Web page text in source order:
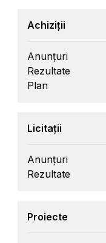
Achiziții
Anunțuri
Rezultate
Plan
Licitații
Anunțuri
Rezultate
Proiecte